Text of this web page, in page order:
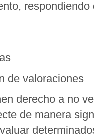
de valoraciones
derecho a no
de manera